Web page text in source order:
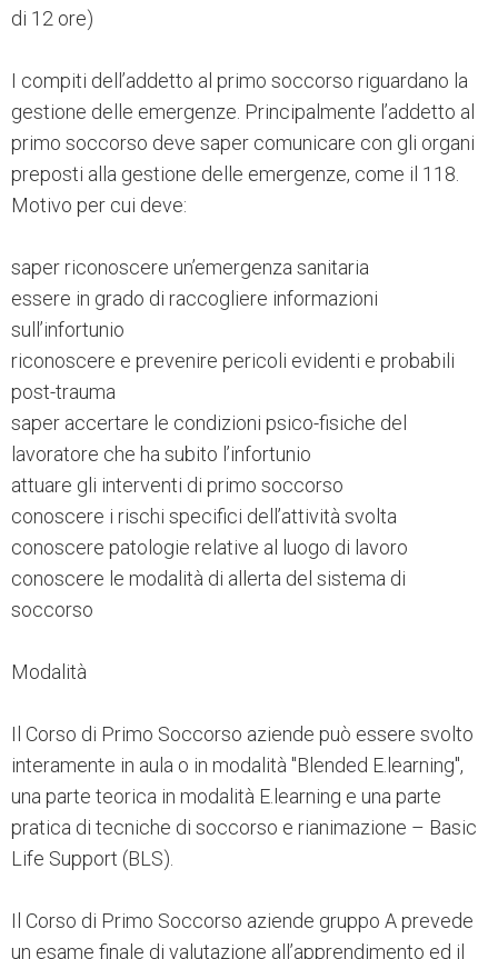
di 12 ore)
I compiti dell’addetto al primo soccorso riguardano la
gestione delle emergenze. Principalmente l’addetto al
primo soccorso deve saper comunicare con gli organi
preposti alla gestione delle emergenze, come il 118.
Motivo per cui deve:
saper riconoscere un’emergenza sanitaria
essere in grado di raccogliere informazioni
sull’infortunio
riconoscere e prevenire pericoli evidenti e probabili
post-trauma
saper accertare le condizioni psico-fisiche del
lavoratore che ha subito l’infortunio
attuare gli interventi di primo soccorso
conoscere i rischi specifici dell’attività svolta
conoscere patologie relative al luogo di lavoro
conoscere le modalità di allerta del sistema di
soccorso
Modalità
Il Corso di Primo Soccorso aziende può essere svolto
interamente in aula o in modalità "Blended E.learning",
una parte teorica in modalità E.learning e una parte
pratica di tecniche di soccorso e rianimazione – Basic
Life Support (BLS).
Il Corso di Primo Soccorso aziende gruppo A prevede
un esame finale di valutazione all’apprendimento ed il